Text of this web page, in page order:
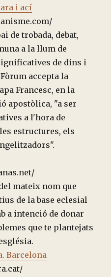
i ací
de trobada, debat,
a la llum de
de dins i
accepta la
Francesc, en la
apostòlica, "a ser
a l'hora de
estructures, els
mateix nom que
de la base eclesial
a intenció de donar
que te plantejats
Barcelona